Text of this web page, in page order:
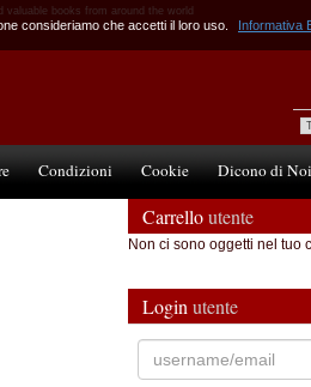
valuable books from around the world
Condizioni Cookie Dicono di Noi
Carrelloutente
Non ci sono oggetti nel tuo
Login utente
consideriamo che accetti il loro uso. Informativa